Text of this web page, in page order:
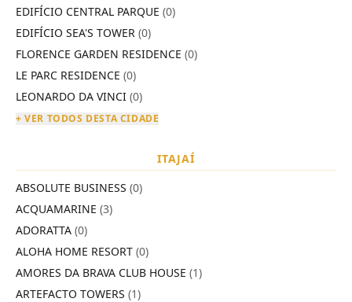
EDIFÍCIO CENTRAL PARQUE (0)
EDIFÍCIO SEA'S TOWER (0)
FLORENCE GARDEN RESIDENCE (0)
LE PARC RESIDENCE (0)
LEONARDO DA VINCI (0)
+ VER TODOS DESTA CIDADE
ITAJAÍ
ABSOLUTE BUSINESS (0)
ACQUAMARINE (3)
ADORATTA (0)
ALOHA HOME RESORT (0)
AMORES DA BRAVA CLUB HOUSE (1)
ARTEFACTO TOWERS (1)